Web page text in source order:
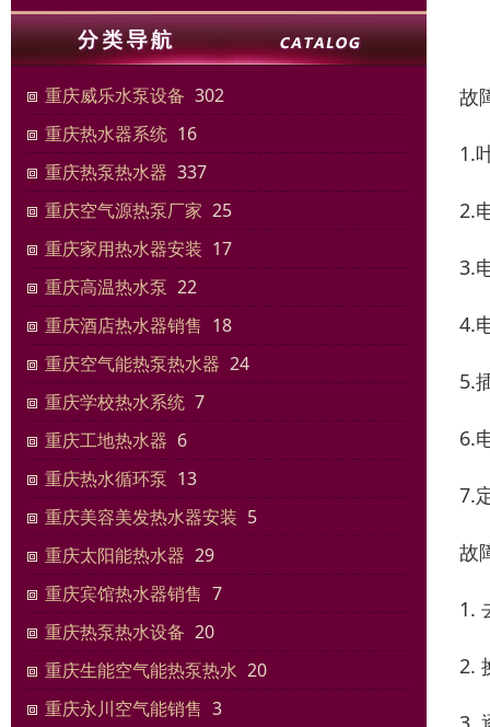
重庆威乐水泵设备 302
重庆热水器系统 16
重庆热泵热水器 337
重庆空气源热泵厂家 25
重庆家用热水器安装 17
重庆高温热水泵 22
重庆酒店热水器销售 18
重庆空气能热泵热水器 24
重庆学校热水系统 7
重庆工地热水器 6
重庆热水循环泵 13
重庆美容美发热水器安装 5
重庆太阳能热水器 29
重庆宾馆热水器销售 7
重庆热泵热水设备 20
重庆生能空气能热泵热水 20
重庆永川空气能销售 3
故
1.
2.
3.
4.
5.
6.
7.
故
1.
2.